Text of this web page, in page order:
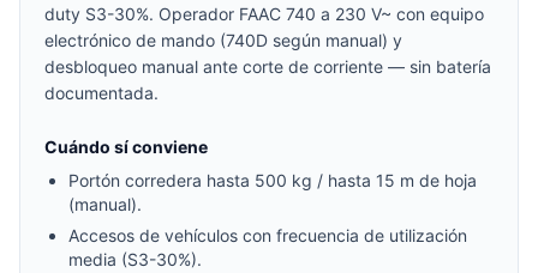
duty S3-30%. Operador FAAC 740 a 230 V~ con equipo
electrónico de mando (740D según manual) y
desbloqueo manual ante corte de corriente — sin batería
documentada.
Cuándo sí conviene
Portón corredera hasta 500 kg / hasta 15 m de hoja
(manual).
Accesos de vehículos con frecuencia de utilización
media (S3-30%).